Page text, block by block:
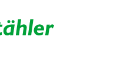
12 {FONT:12} // Dosierungen:
34" string(62) "Test 12
245 34"